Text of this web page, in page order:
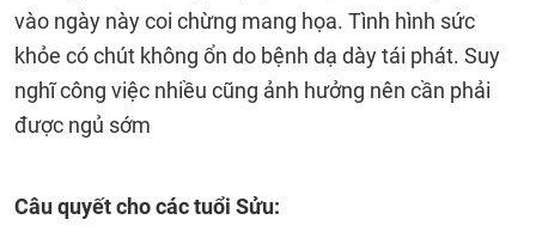
vào ngày này coi chừng mang họa. Tình hình sức
khỏe có chút không ổn do bệnh dạ dày tái phát. Suy
nghĩ công việc nhiều cũng ảnh hưởng nên cần phải
được ngủ sớm
Câu quyết cho các tuổi Sửu: